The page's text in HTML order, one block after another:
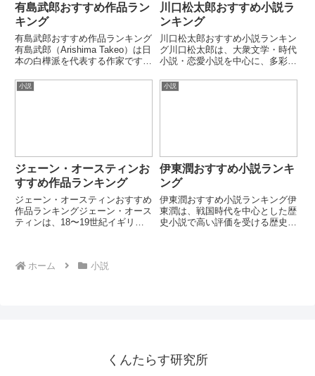
有島武郎おすすめ作品ラン
キング
有島武郎おすすめ作品ランキング
有島武郎（Arishima Takeo）は日
本の白樺派を代表する作家です。
深く描いた作品で知られていま
川口松太郎おすすめ小説ラ
ンキング
川口松太郎おすすめ小説ランキン
グ川口松太郎は、大衆文学・時代
小説・恋愛小説を中心に、多彩な
描いた作家です。特に義理人情や
小説
ジェーン・オースティンお
すすめ作品ランキング
ジェーン・オースティンおすすめ
作品ランキングジェーン・オース
ティンは、18〜19世紀イギリス
して高く評価されています。本ラ
小説
伊東潤おすすめ小説ランキ
ング
伊東潤おすすめ小説ランキング伊
東潤は、戦国時代を中心とした歴
史小説で高い評価を受ける歴史小
ホーム 小説
くんたらす研究所